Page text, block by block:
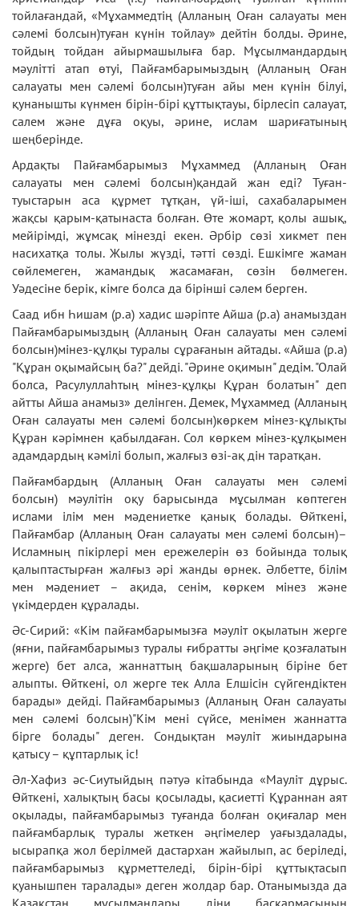
тойлағандай, «Мұхаммедтің (Алланың Оған салауаты мен
сәлемі болсын)туған күнін тойлау» дейтін болды. Әрине,
тойдың тойдан айырмашылыға бар. Мұсылмандардың
мәулітті атап өтуі, Пайғамбарымыздың (Алланың Оған
салауаты мен сәлемі болсын)туған айы мен күнін білуі,
қунанышты күнмен бірін-бірі құттықтауы, бірлесіп салауат,
салем және дұға оқуы, әрине, ислам шариғатының
шеңберінде.
Ардақты Пайғамбарымыз Мұхаммед (Алланың Оған
салауаты мен сәлемі болсын)қандай жан еді? Туған-
туыстарын аса құрмет тұтқан, үй-іші, сахабаларымен
жақсы қарым-қатынаста болған. Өте жомарт, қолы ашық,
мейірімді, жұмсақ мінезді екен. Әрбір сөзі хикмет пен
насихатқа толы. Жылы жүзді, тәтті сөзді. Ешкімге жаман
сөйлемеген, жамандық жасамаған, сөзін бөлмеген.
Уәдесіне берік, кімге болса да бірінші сәлем берген.
Саад ибн Һишам (р.а) хадис шәріпте Айша (р.а) анамыздан
Пайғамбарымыздың (Алланың Оған салауаты мен сәлемі
болсын)мінез-құлқы туралы сұрағанын айтады. «Айша (р.а)
"Құран оқымайсың ба?" дейдi. "Әрине оқимын" дедім. "Олай
болса, Расулуллаһтың мінез-құлқы Құран болатын" деп
айтты Айша анамыз» делінген. Демек, Мұхаммед (Алланың
Оған салауаты мен сәлемі болсын)көркем мінез-құлықты
Құран кәрімнен қабылдаған. Сол көркем мінез-құлқымен
адамдардың кәмілі болып, жалғыз өзі-ақ дін таратқан.
Пайғамбардың (Алланың Оған салауаты мен сәлемі
болсын) мәулітін оқу барысында мұсылман көптеген
ислами ілім мен мәдениетке қанық болады. Өйткені,
Пайғамбар (Алланың Оған салауаты мен сәлемі болсын)–
Исламның пікірлері мен ережелерін өз бойында толық
қалыптастырған жалғыз әрі жанды өрнек. Әлбетте, білім
мен мәдениет – ақида, сенім, көркем мінез және
үкімдерден құралады.
Әс-Сирий: «Кім пайғамбарымызға мәуліт оқылатын жерге
(яғни, пайғамбарымыз туралы ғибратты әңгіме қозғалатын
жерге) бет алса, жаннаттың бақшаларының біріне бет
алыпты. Өйткені, ол жерге тек Алла Елшісін сүйгендіктен
барады» дейді. Пайғамбарымыз (Алланың Оған салауаты
мен сәлемі болсын)"Кім мені сүйсе, менімен жаннатта
бірге болады" деген. Сондықтан мәуліт жиындарына
қатысу – құптарлық іс!
Әл-Хафиз әс-Сиутыйдың пәтуә кітабында «Мауліт дұрыс.
Өйткені, халықтың басы қосылады, қасиетті Құраннан аят
оқылады, пайғамбарымыз туғанда болған оқиғалар мен
пайғамбарлық туралы жеткен әңгімелер уағыздалады,
ысырапқа жол берілмей дастархан жайылып, ас беріледі,
пайғамбарымыз құрметтеледі, бірін-бірі құттықтасып
қуанышпен таралады» деген жолдар бар. Отанымызда да
Қазақстан мұсылмандары діни басқармасының